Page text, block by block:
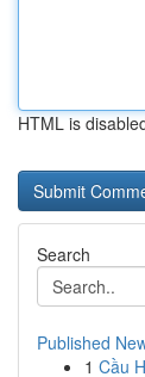
HTML is
Search
Published
1 Cầu